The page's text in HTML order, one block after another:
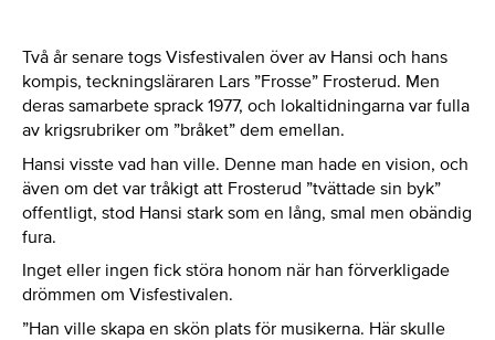
Två år senare togs Visfestivalen över av Hansi och hans
kompis, teckningsläraren Lars ”Frosse” Frosterud. Men
deras samarbete sprack 1977, och lokaltidningarna var fulla
av krigsrubriker om ”bråket” dem emellan.
Hansi visste vad han ville. Denne man hade en vision, och
även om det var tråkigt att Frosterud ”tvättade sin byk”
offentligt, stod Hansi stark som en lång, smal men obändig
fura.
Inget eller ingen fick störa honom när han förverkligade
drömmen om Visfestivalen.
”Han ville skapa en skön plats för musikerna. Här skulle